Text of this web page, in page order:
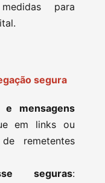
para
segura
e mensagens
em links ou
remetentes
seguras: